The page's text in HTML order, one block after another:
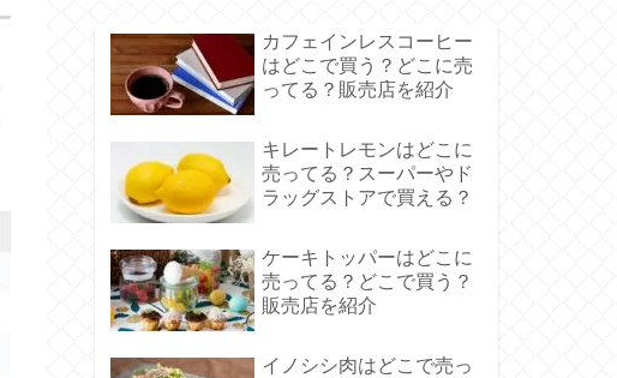
カフェインレスコーヒー
はどこで買う？どこに売
ってる？販売店を紹介
キレートレモンはどこに
売ってる？スーパーやド
ラッグストアで買える？
ケーキトッパーはどこに
売ってる？どこで買う？
販売店を紹介
イノシシ肉はどこで売っ